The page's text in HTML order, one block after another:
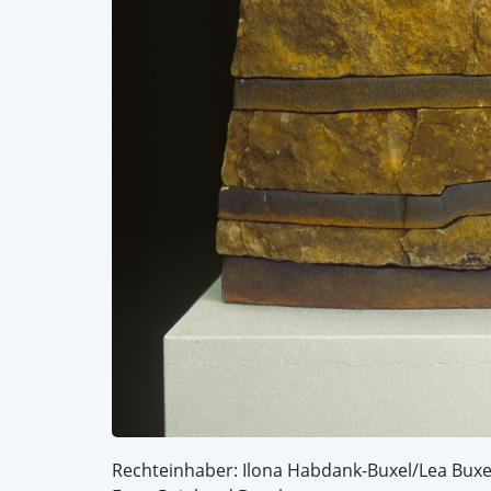
Rechteinhaber: Ilona Habdank-Buxel/Lea